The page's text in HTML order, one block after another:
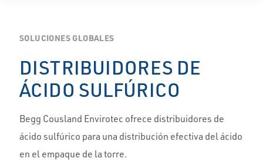
SOLUCIONES GLOBALES
DISTRIBUIDORES DE
ÁCIDO SULFÚRICO
Begg Cousland Envirotec ofrece distribuidores de
ácido sulfúrico para una distribución efectiva del ácido
en el empaque de la torre.